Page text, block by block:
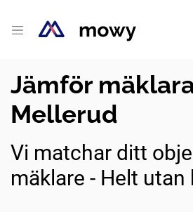
Jämför
Mellerud
Vi matchar ditt
mäklare - Helt utan